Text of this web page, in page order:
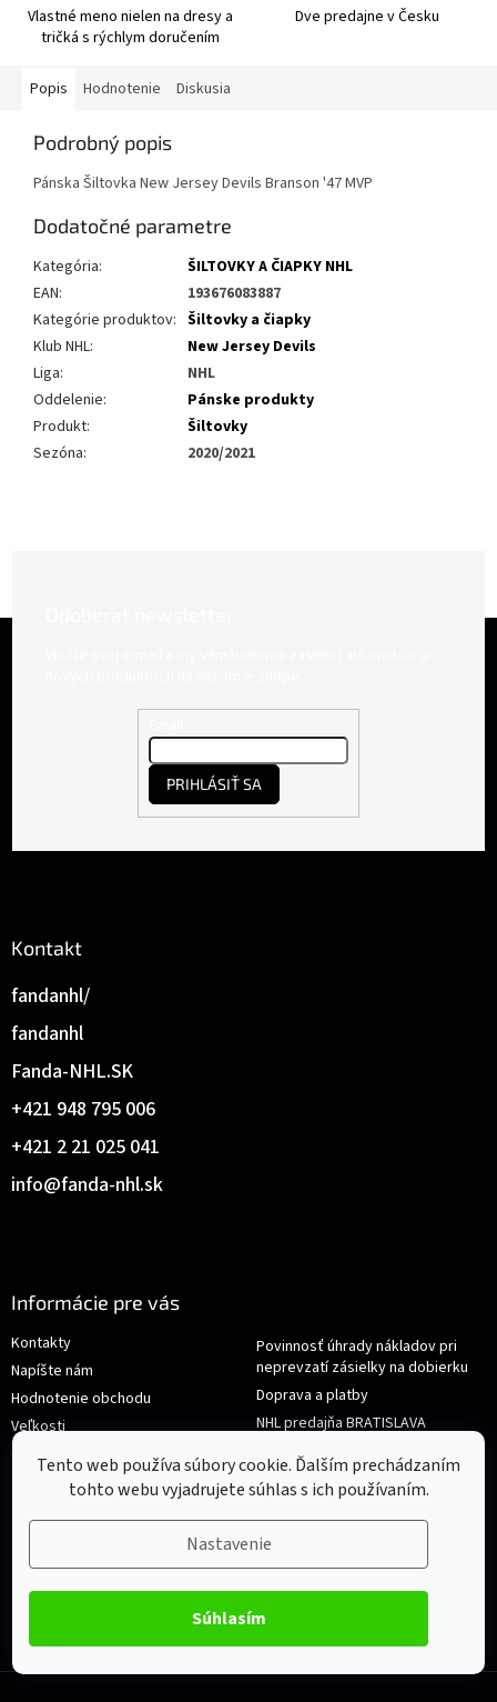
Tento web používa súbory cookie. Ďalším prechádzaním
tohto webu vyjadrujete súhlas s ich používaním.
Nastavenie
Súhlasím
Vlastné meno nielen na dresy a
tričká s rýchlym doručením
Dve predajne v Česku
Popis Hodnotenie Diskusia
Podrobný popis
Pánska Šiltovka New Jersey Devils Branson '47 MVP
Dodatočné parametre
Kategória:
ŠILTOVKY A ČIAPKY NHL
EAN:
193676083887
Kategórie produktov: Šiltovky a čiapky
Klub NHL:
New Jersey Devils
Liga:
NHL
Oddelenie:
Pánske produkty
Produkt:
Šiltovky
Sezóna: 2020/2021
Kontakt
info@fanda-nhl.sk
+421 2 21 025 041
+421 948 795 006
Fanda-NHL.SK
fandanhl
fandanhl/
Informácie pre vás
Kontakty
Napíšte nám
Hodnotenie obchodu
Veľkosti
Obchodné podmienky
Povinnosť úhrady nákladov pri
neprevzatí zásielky na dobierku
Doprava a platby
NHL predajňa BRATISLAVA
Reklamace/Výměna
PRIHLÁSIŤ SA